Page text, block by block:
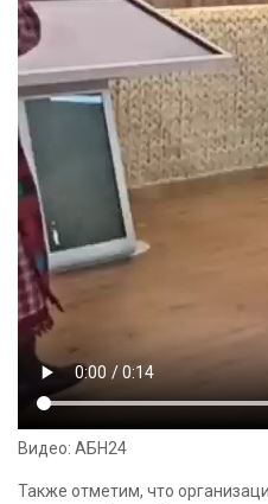
Видео: АБН24
Также отметим, что